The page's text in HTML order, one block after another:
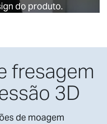
do produto.
fresagem
3D
de moagem